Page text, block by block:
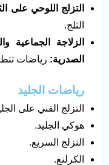
التزلج اللوحي على
الثلج.
الزلاجة الجماعية
الصدرية: رياضات
رياضات الجليد
التزلج الفني على
هوكي الجليد.
التزلج السريع.
الكرلنغ.